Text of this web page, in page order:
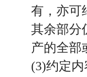
有，亦可
其余部分
产的全部
(3)约定